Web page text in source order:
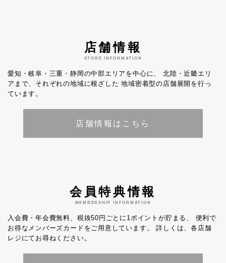
店舗情報
STORE INFORMATION
愛知・岐阜・三重・静岡の中部エリアを中心に、
北陸・近畿エリ
アまで、それぞれの地域に根ざした 地域密着型の店舗展開を行っ
ています。
店舗情報はこちら
会員特典情報
MEMBERSHIP INFORMATION
入会費・年会費無料、税抜50円ごとに1ポイントが貯まる、
便利で
お得なメンバーズカードをご用意しています。
詳しくは、各店舗
レジにてお尋ねください。